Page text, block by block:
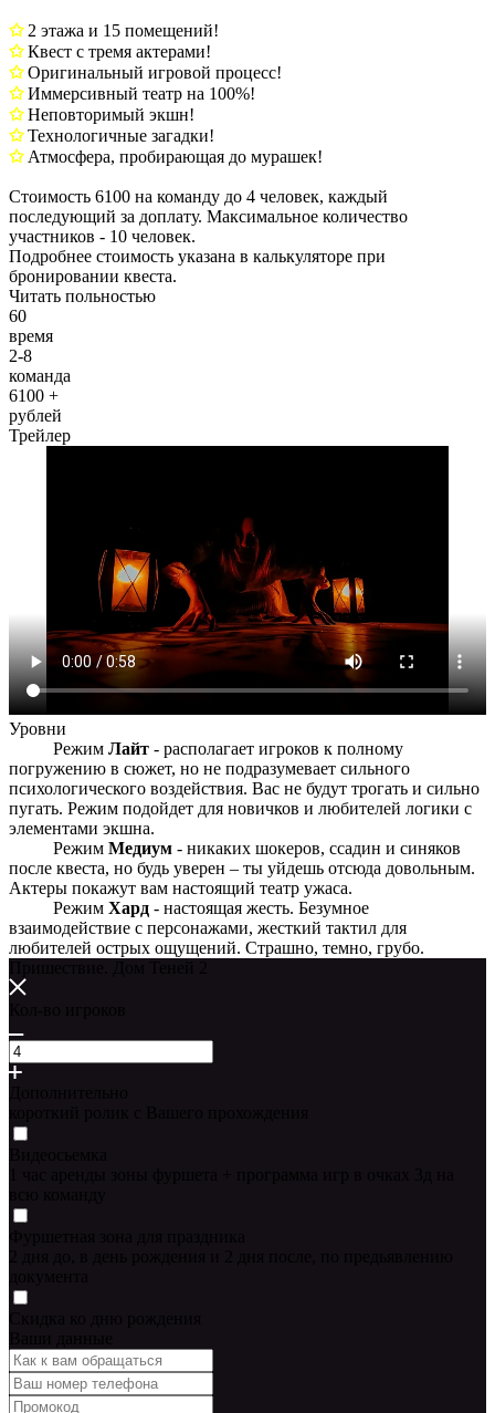
✩2 этажа и 15 помещений!
✩Квест с тремя актерами!
✩Оригинальный игровой процесс!
✩Иммерсивный театр на 100%!
✩Неповторимый экшн!
✩Технологичные загадки!
✩Атмосфера, пробирающая до мурашек!
Стоимость 6100 на команду до 4 человек, каждый
последующий за доплату. Максимальное количество
участников - 10 человек.
Подробнее стоимость указана в калькуляторе при
бронировании квеста.
Читать польностью
60
время
2-8
команда
6100 +
рублей
Трейлер
Уровни
Режим Лайт - располагает игроков к полному
погружению в сюжет, но не подразумевает сильного
психологического воздействия. Вас не будут трогать и сильно
пугать. Режим подойдет для новичков и любителей логики с
элементами экшна.
Режим Медиум - никаких шокеров, ссадин и синяков
после квеста, но будь уверен – ты уйдешь отсюда довольным.
Актеры покажут вам настоящий театр ужаса.
Режим Хард - настоящая жесть. Безумное
взаимодействие с персонажами, жесткий тактил для
любителей острых ощущений. Страшно, темно, грубо.